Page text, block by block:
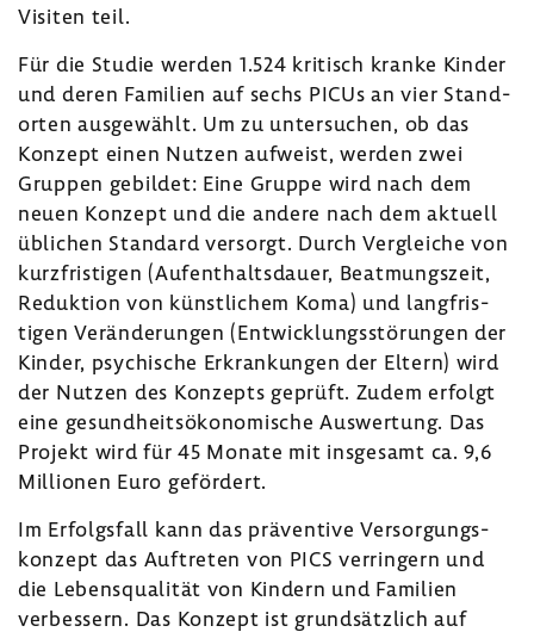
Visiten teil.
Für die Studie werden 1.524 kritisch kranke Kinder
und deren Fami­lien auf sechs PICUs an vier Stand­
orten ausge­wählt. Um zu unter­su­chen, ob das
Konzept einen Nutzen aufweist, werden zwei
Gruppen gebildet: Eine Gruppe wird nach dem
neuen Konzept und die andere nach dem aktuell
übli­chen Stan­dard versorgt. Durch Vergleiche von
kurz­fris­tigen (Aufent­halts­dauer, Beatmungs­zeit,
Reduk­tion von künst­li­chem Koma) und lang­fris­
tigen Verän­de­rungen (Entwick­lungs­stö­rungen der
Kinder, psychi­sche Erkran­kungen der Eltern) wird
der Nutzen des Konzepts geprüft. Zudem erfolgt
eine gesund­heits­öko­no­mi­sche Auswer­tung. Das
Projekt wird für 45 Monate mit insge­samt ca. 9,6
Millionen Euro geför­dert.
Im Erfolgs­fall kann das präven­tive Versor­gungs­
kon­zept das Auftreten von PICS verrin­gern und
die Lebens­qua­lität von Kindern und Fami­lien
verbes­sern. Das Konzept ist grund­sätz­lich auf